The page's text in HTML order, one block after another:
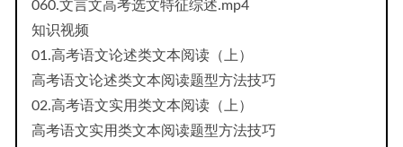
060.文言文高考选文特征综述.mp4
知识视频
01.高考语文论述类文本阅读（上）
高考语文论述类文本阅读题型方法技巧
02.高考语文实用类文本阅读（上）
高考语文实用类文本阅读题型方法技巧